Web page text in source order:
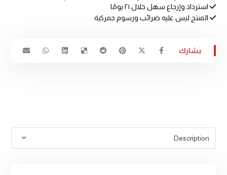
استرداد وإرجاع سهل خلال ۲۱ يومًا
المنتج ليس عليه ضرائب ورسوم جمركية